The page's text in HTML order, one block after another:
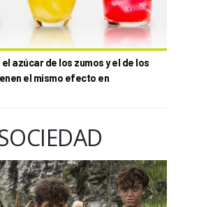
azúcar de los zumos y el de los
el mismo efecto en